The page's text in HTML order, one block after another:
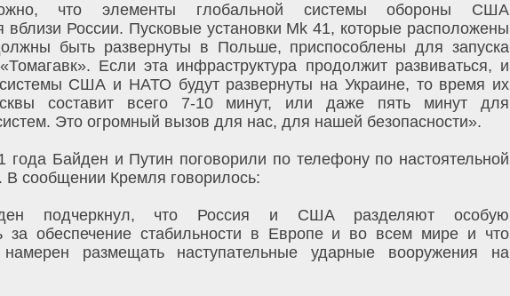
что элементы глобальной системы обороны США
вблизи России. Пусковые установки Mk 41, которые расположены
быть развернуты в Польше, приспособлены для запуска
Если эта инфраструктура продолжит развиваться, и
США и НАТО будут развернуты на Украине, то время их
составит всего 7-10 минут, или даже пять минут для
Это огромный вызов для нас, для нашей безопасности».
года Байден и Путин поговорили по телефону по настоятельной
В сообщении Кремля говорилось:
подчеркнул, что Россия и США разделяют особую
за обеспечение стабильности в Европе и во всем мире и что
размещать наступательные ударные вооружения на